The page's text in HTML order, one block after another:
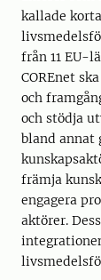
kallade
från 11 EU-
COREnet
och
och stödja
bland annat
främja
engagera
aktörer.